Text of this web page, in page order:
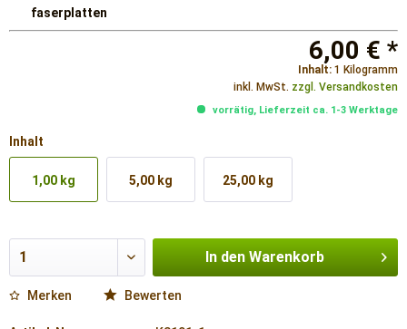
faserplatten
6,00 € *
Inhalt: 1 Kilogramm
inkl. MwSt. zzgl. Versandkosten
vorrätig, Lieferzeit ca. 1-3 Werktage
Inhalt
1,00 kg 5,00 kg 25,00 kg
In den Warenkorb
Merken Bewerten